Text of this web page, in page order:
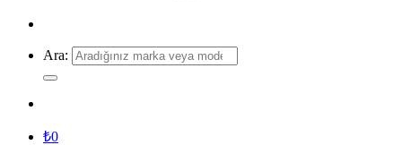
Ara:
₺0